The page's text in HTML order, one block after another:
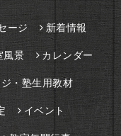
ージ 新着情報
風景 カレンダー
・塾生用教材
イベント